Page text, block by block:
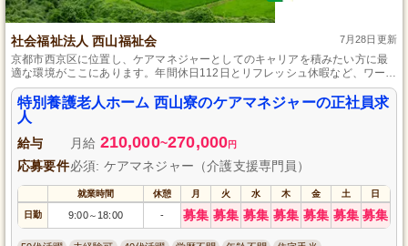
社会福祉法人 西山福祉会 7月28日更新
京都市西京区に位置し、ケアマネジャーとしてのキャリアを積みたい方に最
適な環境がここにあります。年間休日112日とリフレッシュ休暇など、ワーク
ライフバランスを重視しながら仕事とプライベートの充実を実現できます。
介護支援専門員資格をお持ちの方、未経験の方も歓迎しております。
特別養護老人ホーム 西山寮のケアマネジャーの正社員求
人
給与 月給 210,000~270,000円
応募要件必須: ケアマネジャー（介護支援専門員）
就業時間 休憩 月 火 水 木 金 土 日
日勤 9:00～ 18:00 - 募集 募集 募集 募集 募集 募集 募集